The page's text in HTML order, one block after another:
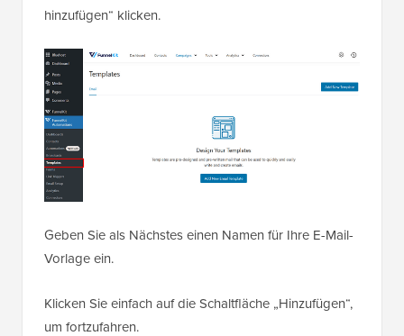
hinzufügen“ klicken.
Geben Sie als Nächstes einen Namen für Ihre E-Mail-
Vorlage ein.
Klicken Sie einfach auf die Schaltfläche „Hinzufügen“,
um fortzufahren.